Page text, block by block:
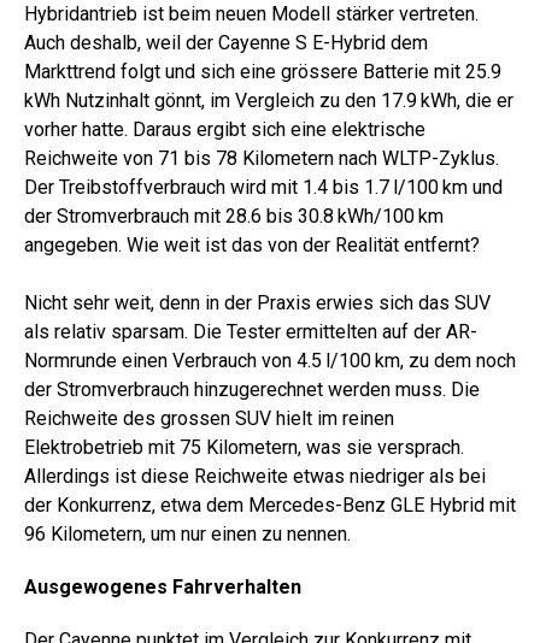
Hybridantrieb ist beim neuen Modell stärker vertreten.
Auch deshalb, weil der Cayenne S E-Hybrid dem
Markttrend folgt und sich eine grössere Batterie mit 25.9
kWh Nutzinhalt gönnt, im Vergleich zu den 17.9 kWh, die er
vorher hatte. Daraus ergibt sich eine elektrische
Reichweite von 71 bis 78 Kilometern nach WLTP-Zyklus.
Der Treibstoffverbrauch wird mit 1.4 bis 1.7 l/100 km und
der Stromverbrauch mit 28.6 bis 30.8 kWh/100 km
angegeben. Wie weit ist das von der Realität entfernt?
Nicht sehr weit, denn in der Praxis erwies sich das SUV
als relativ sparsam. Die Tester ermittelten auf der AR-
Normrunde einen Verbrauch von 4.5 l/100 km, zu dem noch
der Stromverbrauch hinzugerechnet werden muss. Die
Reichweite des grossen SUV hielt im reinen
Elektrobetrieb mit 75 Kilometern, was sie versprach.
Allerdings ist diese Reichweite etwas niedriger als bei
der Konkurrenz, etwa dem Mercedes-Benz GLE Hybrid mit
96 Kilometern, um nur einen zu nennen.
Ausgewogenes Fahrverhalten